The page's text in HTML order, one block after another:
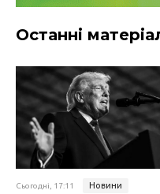
Останні
Сьогодні, 17:11 Новини